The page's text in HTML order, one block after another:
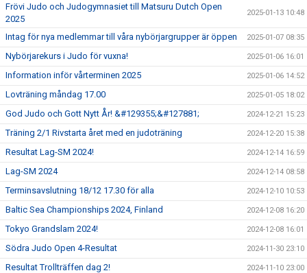
Frövi Judo och Judogymnasiet till Matsuru Dutch Open
2025
2025-01-13 10:48
Intag för nya medlemmar till våra nybörjargrupper är öppen 2025-01-07 08:35
Nybörjarekurs i Judo för vuxna! 2025-01-06 16:01
Information inför vårterminen 2025 2025-01-06 14:52
Lovträning måndag 17.00 2025-01-05 18:02
God Judo och Gott Nytt År! &#129355;&#127881; 2024-12-21 15:23
Träning 2/1 Rivstarta året med en judoträning 2024-12-20 15:38
Resultat Lag-SM 2024! 2024-12-14 16:59
Lag-SM 2024 2024-12-14 08:58
Terminsavslutning 18/12 17.30 för alla 2024-12-10 10:53
Baltic Sea Championships 2024, Finland 2024-12-08 16:20
Tokyo Grandslam 2024! 2024-12-08 16:01
Södra Judo Open 4-Resultat 2024-11-30 23:10
Resultat Trollträffen dag 2! 2024-11-10 23:00